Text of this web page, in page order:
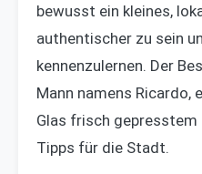
bewusst ein kleines,
authentischer zu sein
kennenzulernen. Der
Mann namens Ricardo,
Glas frisch
Tipps für die Stadt.